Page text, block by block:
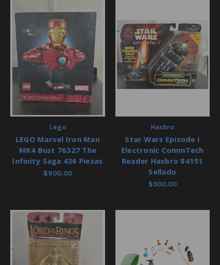
Lego
LEGO Marvel Iron Man
MK4 Bust 76327 The
Infinity Saga 436 Piezas
$900.00
Hasbro
Star Wars Episode I
Electronic CommTech
Reader Hasbro 84151
Sellado
$500.00